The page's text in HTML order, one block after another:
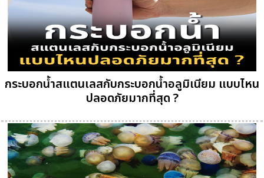
กระบอกน้ำสแตนเลสกับกระบอกน้ำอลูมิเนียม แบบไหน
ปลอดภัยมากที่สุด ?